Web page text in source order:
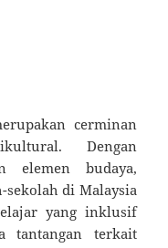
cerminan
Dengan
elemen budaya,
sekolah di Malaysia
yang inklusif
tantangan terkait